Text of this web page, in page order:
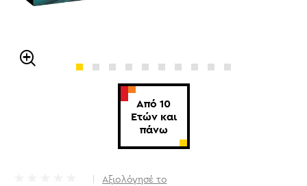
Από 10
Ετών και
πάνω
Αξιολόγησέ το